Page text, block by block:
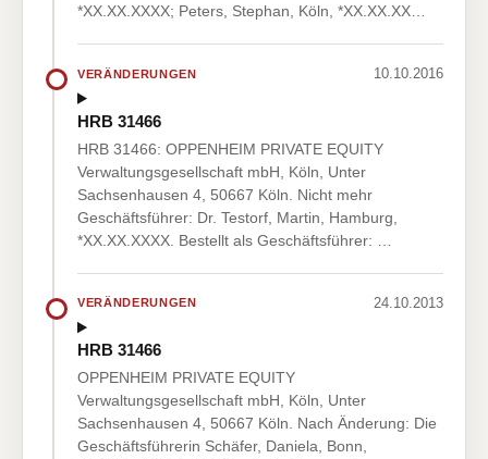
*XX.XX.XXXX; Peters, Stephan, Köln, *XX.XX.XX…
VERÄNDERUNGEN 10.10.2016
HRB 31466
HRB 31466: OPPENHEIM PRIVATE EQUITY
Verwaltungsgesellschaft mbH, Köln, Unter
Sachsenhausen 4, 50667 Köln. Nicht mehr
Geschäftsführer: Dr. Testorf, Martin, Hamburg,
*XX.XX.XXXX. Bestellt als Geschäftsführer: …
VERÄNDERUNGEN 24.10.2013
HRB 31466
OPPENHEIM PRIVATE EQUITY
Verwaltungsgesellschaft mbH, Köln, Unter
Sachsenhausen 4, 50667 Köln. Nach Änderung: Die
Geschäftsführerin Schäfer, Daniela, Bonn,